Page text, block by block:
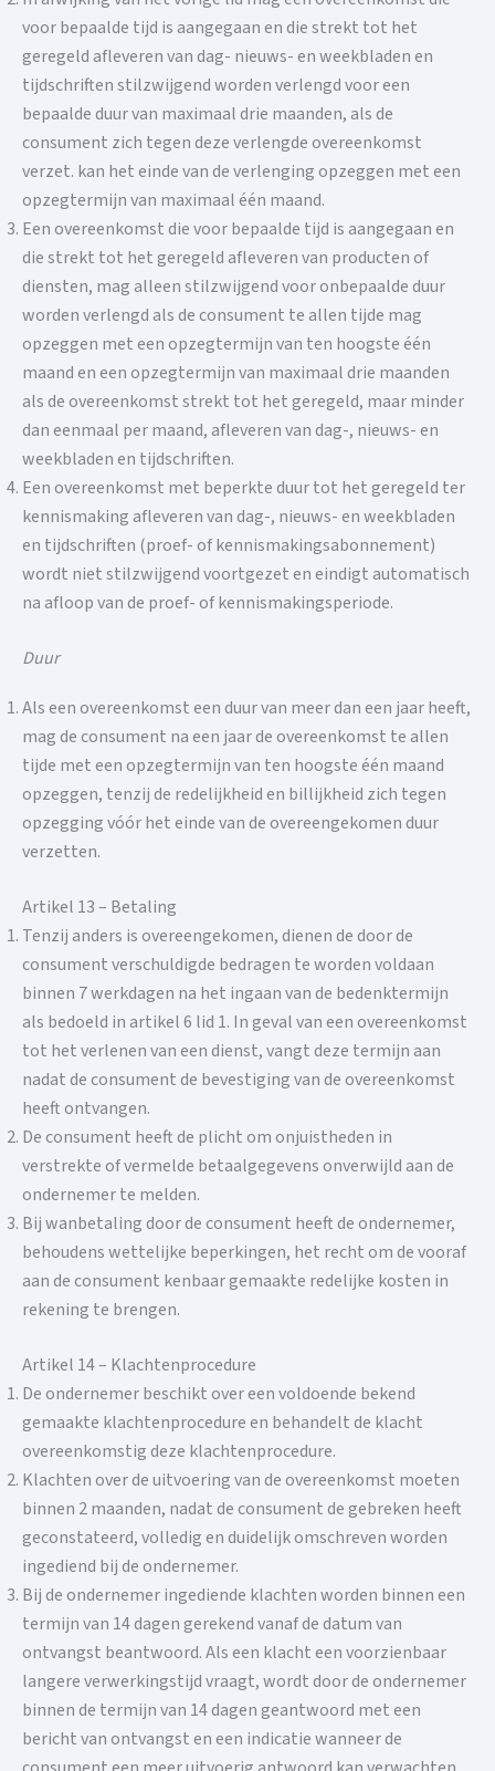
voor bepaalde tijd is aangegaan en die strekt tot het
geregeld afleveren van dag- nieuws- en weekbladen en
tijdschriften stilzwijgend worden verlengd voor een
bepaalde duur van maximaal drie maanden, als de
consument zich tegen deze verlengde overeenkomst
verzet. kan het einde van de verlenging opzeggen met een
opzegtermijn van maximaal één maand.
Een overeenkomst die voor bepaalde tijd is aangegaan en
die strekt tot het geregeld afleveren van producten of
diensten, mag alleen stilzwijgend voor onbepaalde duur
worden verlengd als de consument te allen tijde mag
opzeggen met een opzegtermijn van ten hoogste één
maand en een opzegtermijn van maximaal drie maanden
als de overeenkomst strekt tot het geregeld, maar minder
dan eenmaal per maand, afleveren van dag-, nieuws- en
weekbladen en tijdschriften.
Een overeenkomst met beperkte duur tot het geregeld ter
kennismaking afleveren van dag-, nieuws- en weekbladen
en tijdschriften (proef- of kennismakingsabonnement)
wordt niet stilzwijgend voortgezet en eindigt automatisch
na afloop van de proef- of kennismakingsperiode.
Duur
Als een overeenkomst een duur van meer dan een jaar heeft,
mag de consument na een jaar de overeenkomst te allen
tijde met een opzegtermijn van ten hoogste één maand
opzeggen, tenzij de redelijkheid en billijkheid zich tegen
opzegging vóór het einde van de overeengekomen duur
verzetten.
Artikel 13 – Betaling
Tenzij anders is overeengekomen, dienen de door de
consument verschuldigde bedragen te worden voldaan
binnen 7 werkdagen na het ingaan van de bedenktermijn
als bedoeld in artikel 6 lid 1. In geval van een overeenkomst
tot het verlenen van een dienst, vangt deze termijn aan
nadat de consument de bevestiging van de overeenkomst
heeft ontvangen.
De consument heeft de plicht om onjuistheden in
verstrekte of vermelde betaalgegevens onverwijld aan de
ondernemer te melden.
Bij wanbetaling door de consument heeft de ondernemer,
behoudens wettelijke beperkingen, het recht om de vooraf
aan de consument kenbaar gemaakte redelijke kosten in
rekening te brengen.
Artikel 14 – Klachtenprocedure
De ondernemer beschikt over een voldoende bekend
gemaakte klachtenprocedure en behandelt de klacht
overeenkomstig deze klachtenprocedure.
Klachten over de uitvoering van de overeenkomst moeten
binnen 2 maanden, nadat de consument de gebreken heeft
geconstateerd, volledig en duidelijk omschreven worden
ingediend bij de ondernemer.
Bij de ondernemer ingediende klachten worden binnen een
termijn van 14 dagen gerekend vanaf de datum van
ontvangst beantwoord. Als een klacht een voorzienbaar
langere verwerkingstijd vraagt, wordt door de ondernemer
binnen de termijn van 14 dagen geantwoord met een
bericht van ontvangst en een indicatie wanneer de